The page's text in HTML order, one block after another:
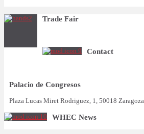
Trade Fair
Contact
Palacio de Congresos
Plaza Lucas Miret Rodriguez, 1, 50018 Zaragoza
WHEC News